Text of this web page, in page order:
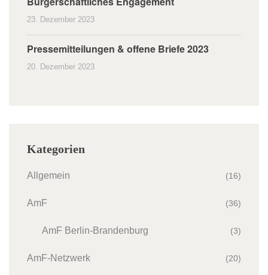
23. Dezember 2023
Pressemitteilungen & offene Briefe 2023
20. Dezember 2023
Kategorien
Allgemein (16)
AmF (36)
AmF Berlin-Brandenburg (3)
AmF-Netzwerk (20)